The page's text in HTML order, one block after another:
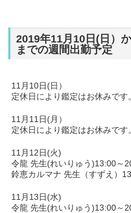
2019年11月10日(日）
までの週間出勤予定
11月10日(日）
定休日により鑑定はお休みです
11月11日(月）
定休日により鑑定はお休みです
11月12日(火)
令龍 先生(れいりゅう)13:00～
鈴恵カルマナ 先生（すずえ）
11月13日(水)
令龍 先生(れいりゅう)13:00～